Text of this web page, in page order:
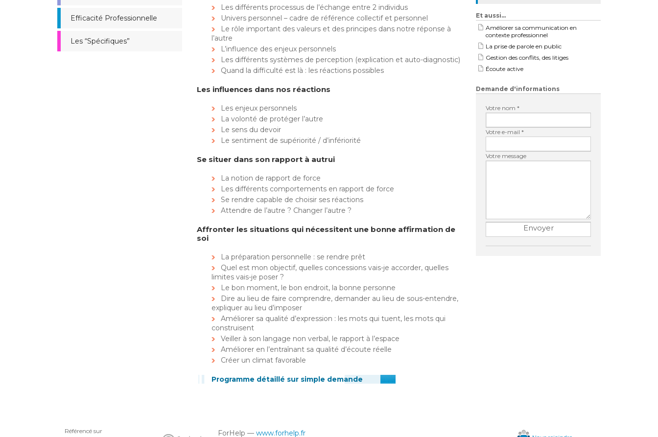
Efficacité Professionnelle
Les “Spécifiques”
Les différents processus de l’échange entre 2 individus
Univers personnel – cadre de référence collectif et personnel
Le rôle important des valeurs et des principes dans notre réponse à
l’autre
L’influence des enjeux personnels
Les différents systèmes de perception (explication et auto-diagnostic)
Quand la difficulté est là : les réactions possibles
Les influences dans nos réactions
Les enjeux personnels
La volonté de protéger l’autre
Le sens du devoir
Le sentiment de supériorité / d’infériorité
Se situer dans son rapport à autrui
La notion de rapport de force
Les différents comportements en rapport de force
Se rendre capable de choisir ses réactions
Attendre de l’autre ? Changer l’autre ?
Affronter les situations qui nécessitent une bonne affirmation de
soi
La préparation personnelle : se rendre prêt
Quel est mon objectif, quelles concessions vais-je accorder, quelles
limites vais-je poser ?
Le bon moment, le bon endroit, la bonne personne
Dire au lieu de faire comprendre, demander au lieu de sous-entendre,
expliquer au lieu d’imposer
Améliorer sa qualité d’expression : les mots qui tuent, les mots qui
construisent
Veiller à son langage non verbal, le rapport à l’espace
Améliorer en l’entraînant sa qualité d’écoute réelle
Créer un climat favorable
Programme détaillé sur simple demande
Et aussi…
Améliorer sa communication en
contexte professionnel
La prise de parole en public
Gestion des conflits, des litiges
Écoute active
Demande d'informations
Votre nom *
Votre e-mail *
Votre message
Référencé sur ForHelp — www.forhelp.fr